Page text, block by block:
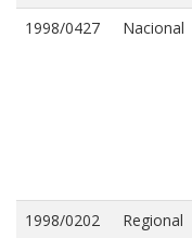
1998/0427 Nacional
1998/0202 Regional